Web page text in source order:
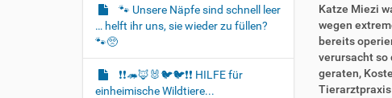
Katze Miezi
wegen
bereits
verursacht so
geraten,
Tierarztpraxis
o
n
🐾 Unsere Näpfe sind schnell leer
… helft ihr uns, sie wieder zu füllen?
🐾🥺
❗❗🦔🦊🐰🐦‍🐦❗❗ HILFE für
einheimische Wildtiere...